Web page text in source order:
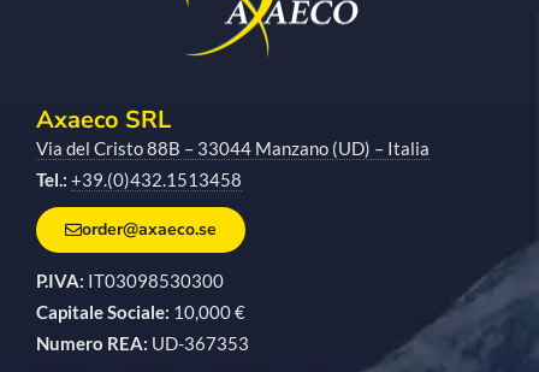
Axaeco SRL
Via del Cristo 88B – 33044 Manzano (UD) – Italia
Tel.: +39.(0)432.1513458
order@axaeco.se
P.IVA: IT03098530300
Capitale Sociale: 10,000 €
Numero REA: UD-367353